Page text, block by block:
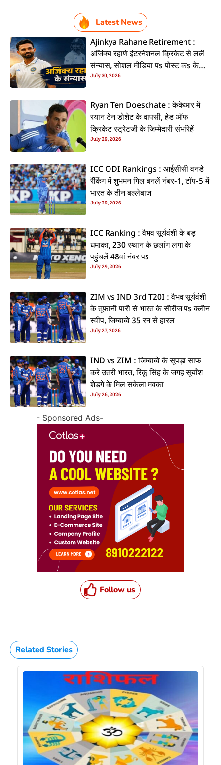
Latest News
Ajinkya Rahane Retirement :
अजिंक्य रहाणे इंटरनेशनल क्रिकेट से ललें
संन्यास, सोशल मीडिया पs पोस्ट कs के
कइलें एलान
July 30, 2026
Ryan Ten Doeschate : केकेआर में
रयान टेन डोशेट के वापसी, हेड ऑफ
क्रिकेट स्ट्रेटजी के जिम्मेदारी संभरिहें
July 29, 2026
ICC ODI Rankings : आईसीसी वनडे
रैंकिंग में शुभमन गिल बनलें नंबर-1, टॉप-5 में
भारत के तीन बल्लेबाज
July 29, 2026
ICC Ranking : वैभव सूर्यवंशी के बड़
धमाका, 230 स्थान के छलांग लगा के
पहुंचलें 48वां नंबर पs
July 29, 2026
ZIM vs IND 3rd T20I : वैभव सूर्यवंशी
के तूफानी पारी से भारत के सीरीज पs क्लीन
स्वीप, जिम्बाब्वे 35 रन से हारल
July 27, 2026
IND vs ZIM : जिम्बाब्वे के सूपड़ा साफ
करे उतरी भारत, रिंकू सिंह के जगह सूर्यांश
शेडगे के मिल सकेला मवका
July 26, 2026
- Sponsored Ads-
Follow us
Related Stories